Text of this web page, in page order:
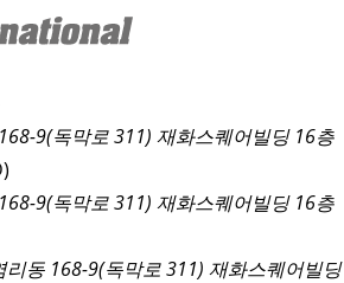
9(독막로 311) 재화스퀘어빌딩 16층
9(독막로 311) 재화스퀘어빌딩 16층
리동 168-9(독막로 311) 재화스퀘어빌